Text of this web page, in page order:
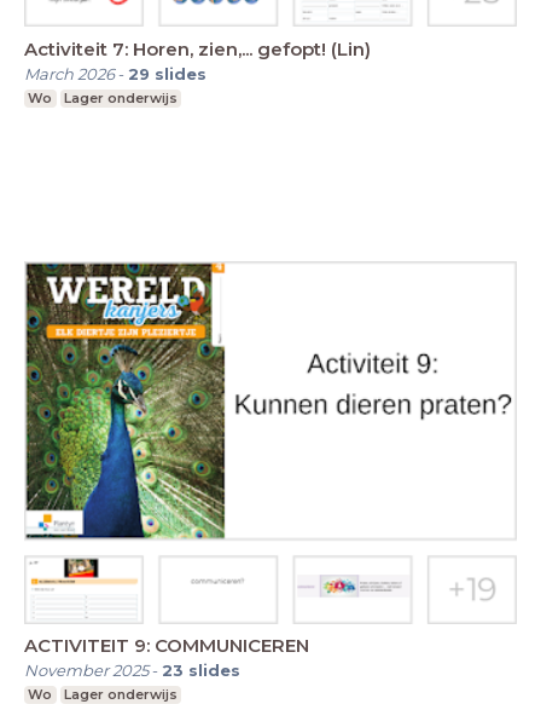
Activiteit 7: Horen, zien,... gefopt! (Lin)
March 2026- 29 slides
Wo Lager onderwijs
ACTIVITEIT 9: COMMUNICEREN
November 2025- 23 slides
Wo Lager onderwijs